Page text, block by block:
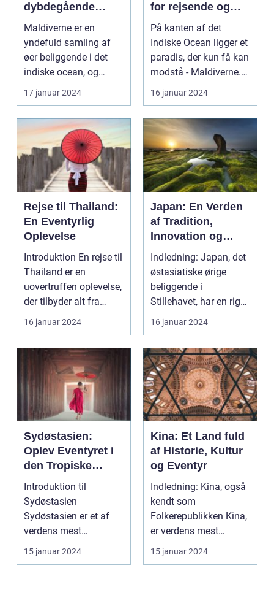
dybdegående
oplevelse af
paradisets
skønhed og
historie
Maldiverne er en
yndefuld samling af
øer beliggende i det
indiske ocean, og
tilbyder en
uforglemmeli...
17 januar 2024
for rejsende og
eventyrlystne
På kanten af det
Indiske Ocean ligger et
paradis, der kun få kan
modstå - Maldiverne.
Denne smukke ø...
16 januar 2024
Rejse til Thailand:
En Eventyrlig
Oplevelse
Introduktion En rejse til
Thailand er en
uovertruffen oplevelse,
der tilbyder alt fra
smukke strand...
16 januar 2024
Japan: En Verden
af Tradition,
Innovation og
Skønhed
Indledning: Japan, det
østasiatiske ørige
beliggende i
Stillehavet, har en rig
og fascinerende kult...
16 januar 2024
Sydøstasien:
Oplev Eventyret i
den Tropiske
Paradis
Introduktion til
Sydøstasien
Sydøstasien er et af
verdens mest
populære rejsemål, der
tiltrækker eve...
15 januar 2024
Kina: Et Land fuld
af Historie, Kultur
og Eventyr
Indledning: Kina, også
kendt som
Folkerepublikken Kina,
er verdens mest
folkerige land og er
beligg...
15 januar 2024